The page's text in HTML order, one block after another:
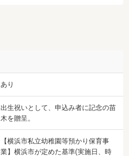
あり
出生祝いとして、申込み者に記念の苗
木を贈呈。
【横浜市私立幼稚園等預かり保育事
業】横浜市が定めた基準(実施日、時